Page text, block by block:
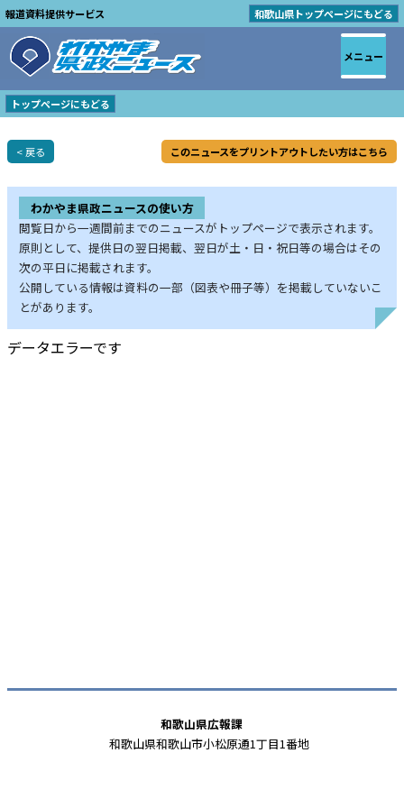
報道資料提供サービス 和歌山県トップページにもどる
トップページにもどる
< 戻る このニュースをプリントアウトしたい方はこちら
わかやま県政ニュースの使い方
閲覧日から一週間前までのニュースがトップページで表示されます。
原則として、提供日の翌日掲載、翌日が土・日・祝日等の場合はその
次の平日に掲載されます。
公開している情報は資料の一部（図表や冊子等）を掲載していないこ
とがあります。
データエラーです
メニュー
和歌山県広報課
和歌山県和歌山市小松原通1丁目1番地